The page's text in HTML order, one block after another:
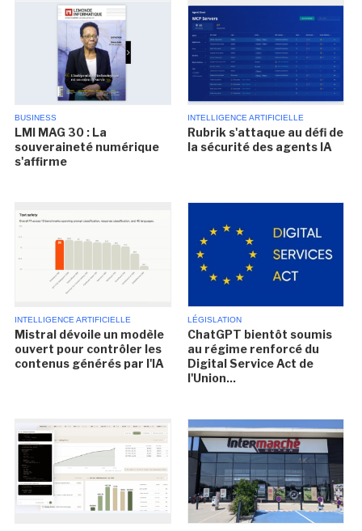
BUSINESS
LMI MAG 30 : La
souveraineté numérique
s'affirme
INTELLIGENCE ARTIFICIELLE
Rubrik s'attaque au défi de
la sécurité des agents IA
INTELLIGENCE ARTIFICIELLE
Mistral dévoile un modèle
ouvert pour contrôler les
contenus générés par l'IA
LÉGISLATION
ChatGPT bientôt soumis
au régime renforcé du
Digital Service Act de
l'Union...